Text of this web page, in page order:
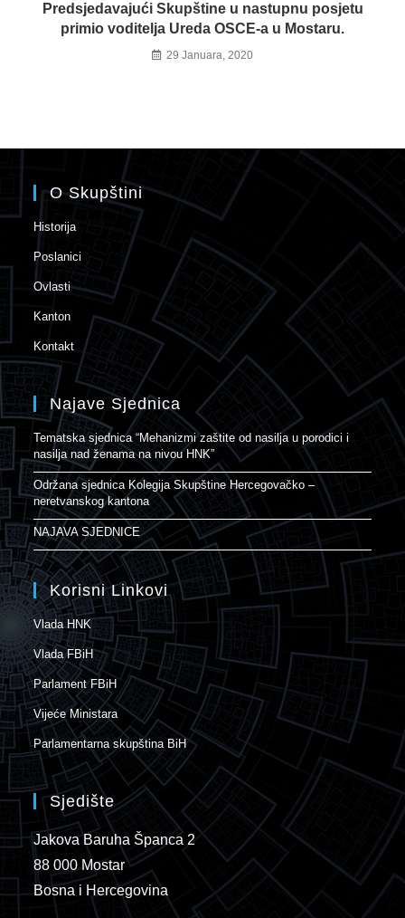
Predsjedavajući Skupštine u nastupnu posjetu
primio voditelja Ureda OSCE-a u Mostaru.
29 Januara, 2020
O Skupštini
Historija
Poslanici
Ovlasti
Kanton
Kontakt
Najave Sjednica
Tematska sjednica “Mehanizmi zaštite od nasilja u porodici i
nasilja nad ženama na nivou HNK”
Održana sjednica Kolegija Skupštine Hercegovačko –
neretvanskog kantona
NAJAVA SJEDNICE
Korisni Linkovi
Vlada HNK
Vlada FBiH
Parlament FBiH
Vijeće Ministara
Parlamentarna skupština BiH
Sjedište
Jakova Baruha Španca 2
88 000 Mostar
Bosna i Hercegovina